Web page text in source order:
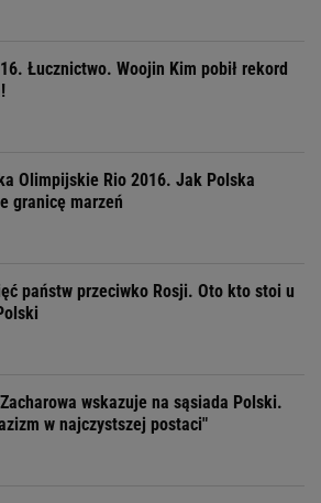
Łucznictwo. Woojin Kim pobił rekord
Olimpijskie Rio 2016. Jak Polska
granicę marzeń
państw przeciwko Rosji. Oto kto stoi u
wskazuje na sąsiada Polski.
w najczystszej postaci"